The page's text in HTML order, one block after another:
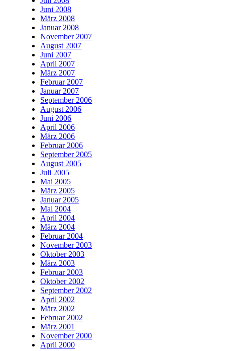
Juni 2008
März 2008
Januar 2008
November 2007
August 2007
Juni 2007
April 2007
März 2007
Februar 2007
Januar 2007
September 2006
August 2006
Juni 2006
April 2006
März 2006
Februar 2006
September 2005
August 2005
Juli 2005
Mai 2005
März 2005
Januar 2005
Mai 2004
April 2004
März 2004
Februar 2004
November 2003
Oktober 2003
März 2003
Februar 2003
Oktober 2002
September 2002
April 2002
März 2002
Februar 2002
März 2001
November 2000
April 2000